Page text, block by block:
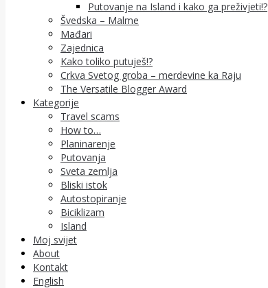
Putovanje na Island i kako ga preživjeti!?
Švedska – Malme
Mađari
Zajednica
Kako toliko putuješ!?
Crkva Svetog groba – merdevine ka Raju
The Versatile Blogger Award
Kategorije
Travel scams
How to…
Planinarenje
Putovanja
Sveta zemlja
Bliski istok
Autostopiranje
Biciklizam
Island
Moj svijet
About
Kontakt
English